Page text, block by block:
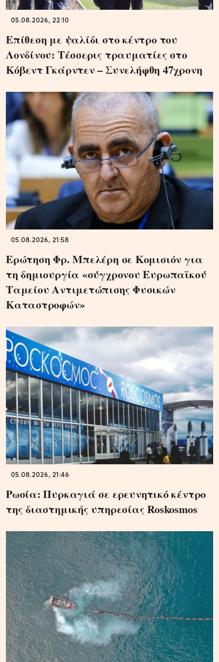
05.08.2026, 22:10
Επίθεση με ψαλίδι στο κέντρο του
Λονδίνου: Τέσσερις τραυματίες στο
Κόβεντ Γκάρντεν – Συνελήφθη 47χρονη
05.08.2026, 21:58
Ερώτηση Φρ. Μπελέρη σε Κομισιόν για
τη δημιουργία «σύγχρονου Ευρωπαϊκού
Ταμείου Αντιμετώπισης Φυσικών
Καταστροφών»
05.08.2026, 21:46
Ρωσία: Πυρκαγιά σε ερευνητικό κέντρο
της διαστημικής υπηρεσίας Roskosmos